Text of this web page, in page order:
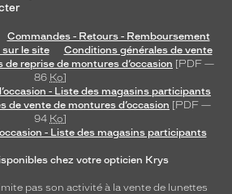
Commandes - Retours - Remboursement
le site
Conditions générales de vente
reprise de montures d’occasion [PDF —
86 Ko]
- Liste des magasins participants
de vente de montures d’occasion [PDF —
94 Ko]
- Liste des magasins participants
chez votre opticien Krys
pas son activité à la vente de lunettes